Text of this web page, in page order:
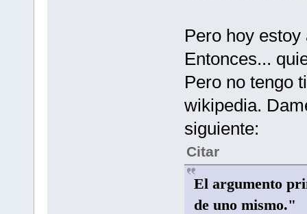
Pero hoy
Entonces...
Pero no tengo
wikipedia.
siguiente:
Citar
El argumento
de uno mismo."